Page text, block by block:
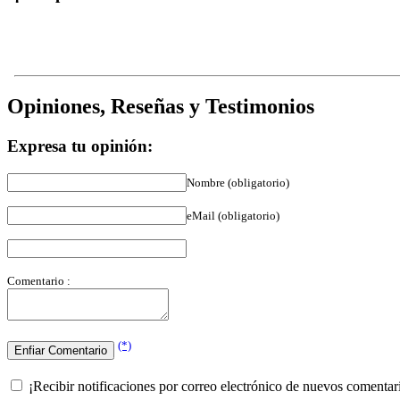
Opiniones, Reseñas y Testimonios
Expresa tu opinión:
Nombre (obligatorio)
eMail (obligatorio)
Comentario :
(*)
¡Recibir notificaciones por correo electrónico de nuevos